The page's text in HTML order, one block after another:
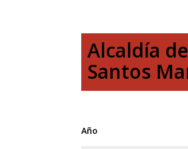
Alcaldía
Santos
Año